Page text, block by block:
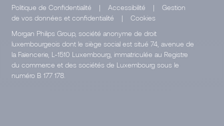
Politique de Confidentialité | Accessibilité |
Gestion
de vos données et confidentialité
|
Cookies
Morgan Philips Group, société anonyme de droit
luxembourgeois dont le siège social est situé 74, avenue de
la Faïencerie, L-1510 Luxembourg, immatriculée au Registre
du commerce et des sociétés de Luxembourg sous le
numéro B 177 178.